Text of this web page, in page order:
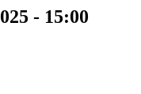
- 15:00